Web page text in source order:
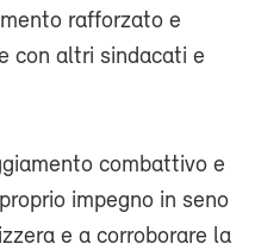
rafforzato e
con altri sindacati e
combattivo e
impegno in seno
e a corroborare la